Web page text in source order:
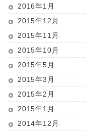
2016年1月
2015年12月
2015年11月
2015年10月
2015年5月
2015年3月
2015年2月
2015年1月
2014年12月